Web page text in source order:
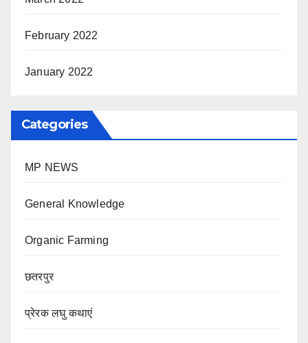
February 2022
January 2022
Categories
MP NEWS
General Knowledge
Organic Farming
छतरपुर
प्रेरक लघु कथाएं